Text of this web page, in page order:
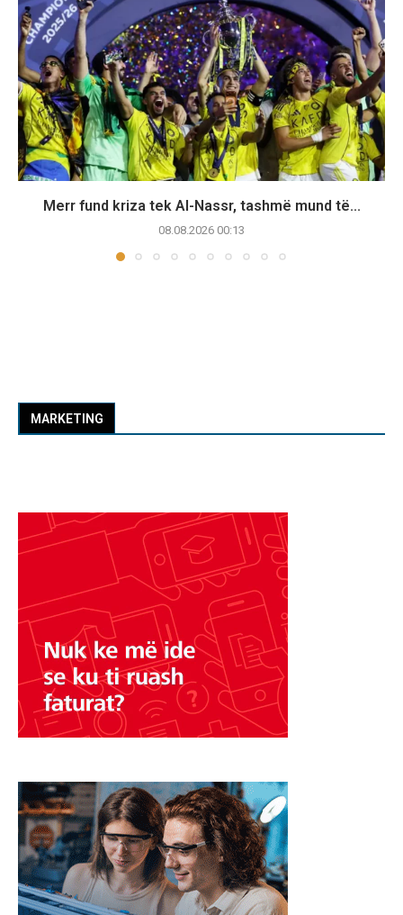
Merr fund kriza tek Al-Nassr, tashmë mund të...
08.08.2026 00:13
MARKETING